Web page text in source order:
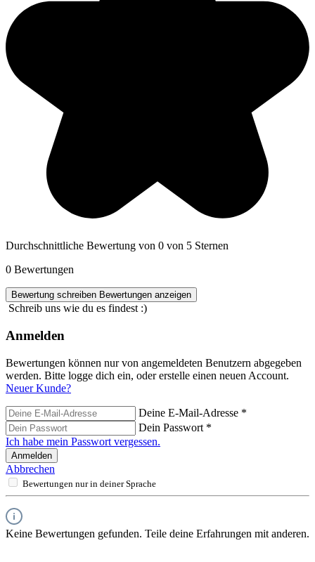
Durchschnittliche Bewertung von 0 von 5 Sternen
0 Bewertungen
Bewertung schreiben Bewertungen anzeigen
Schreib uns wie du es findest :)
Anmelden
Bewertungen können nur von angemeldeten Benutzern abgegeben
werden. Bitte logge dich ein, oder erstelle einen neuen Account.
Neuer Kunde?
Deine E-Mail-Adresse *
Dein Passwort *
Ich habe mein Passwort vergessen.
Anmelden
Abbrechen
Bewertungen nur in deiner Sprache
Keine Bewertungen gefunden. Teile deine Erfahrungen mit anderen.